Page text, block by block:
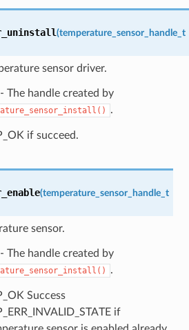
(temperature_sensor_handle_t
sensor driver.
The handle created by
.
if succeed.
(temperature_sensor_handle_t
sensor.
The handle created by
.
Success
if